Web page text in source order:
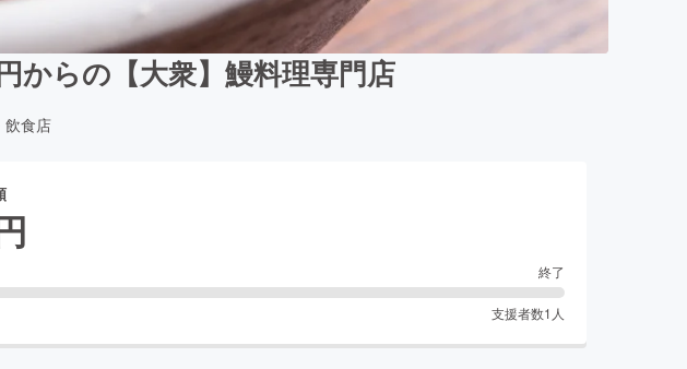
からの【大衆】鰻料理専門店
飲食店
終了
支援者数1 人